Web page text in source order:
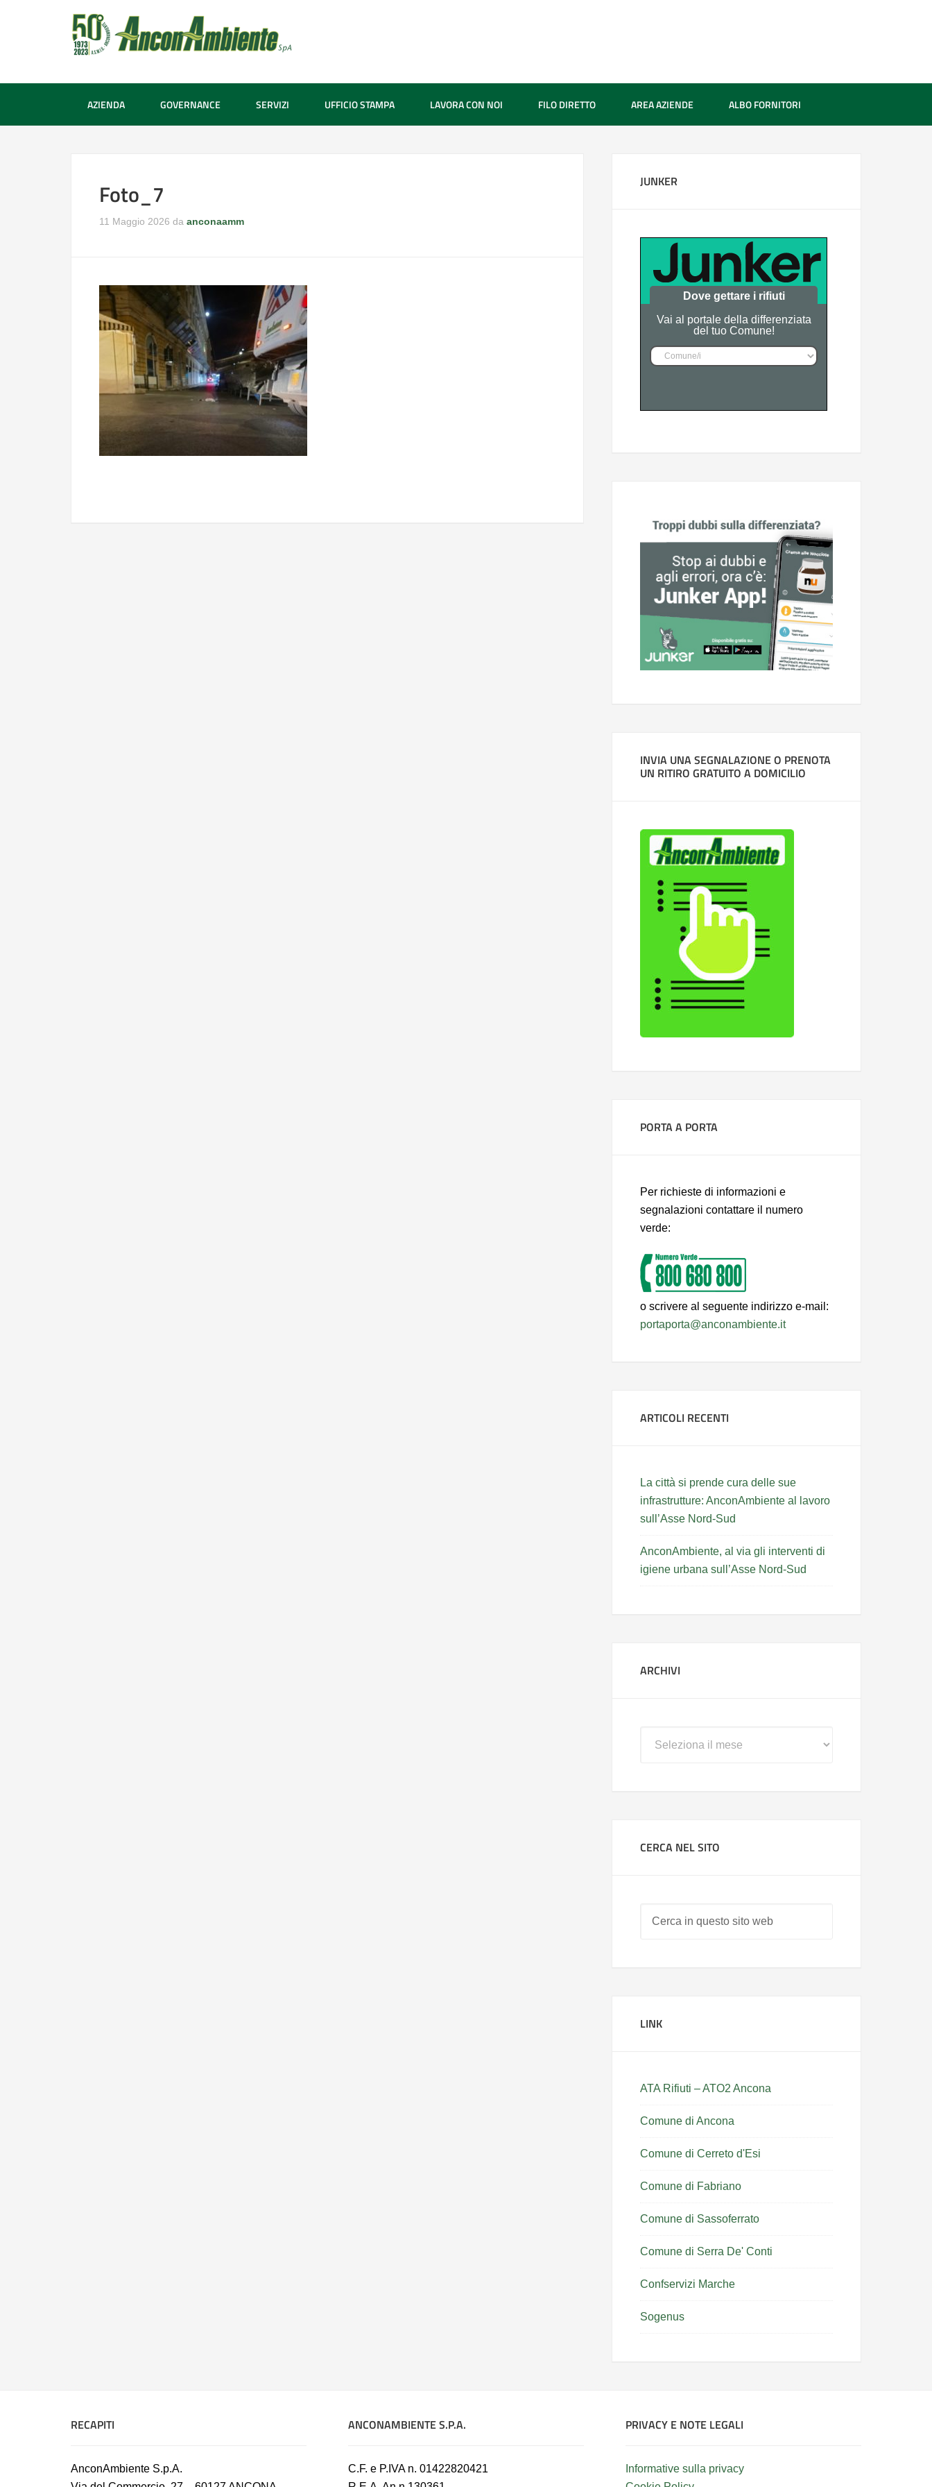
AZIENDA GOVERNANCE SERVIZI UFFICIO STAMPA LAVORA CON NOI FILO DIRETTO AREA AZIENDE ALBO FORNITORI
Foto_7
11 Maggio 2026 da anconaamm
JUNKER
Dove gettare i rifiuti
Vai al portale della differenziata
del tuo Comune!
INVIA UNA SEGNALAZIONE O PRENOTA
UN RITIRO GRATUITO A DOMICILIO
PORTA A PORTA
Per richieste di informazioni e
segnalazioni contattare il numero
verde:
o scrivere al seguente indirizzo e-mail:
portaporta@anconambiente.it
ARTICOLI RECENTI
La città si prende cura delle sue
infrastrutture: AnconAmbiente al lavoro
sull’Asse Nord-Sud
AnconAmbiente, al via gli interventi di
igiene urbana sull’Asse Nord-Sud
ARCHIVI
CERCA NEL SITO
LINK
ATA Rifiuti – ATO2 Ancona
Comune di Ancona
Comune di Cerreto d'Esi
Comune di Fabriano
Comune di Sassoferrato
Comune di Serra De' Conti
Confservizi Marche
Sogenus
RECAPITI
AnconAmbiente S.p.A.
ANCONAMBIENTE S.P.A.
C.F. e P.IVA n. 01422820421
PRIVACY E NOTE LEGALI
Informative sulla privacy